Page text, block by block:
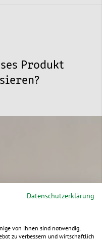
Produkt
und
Datenschutzerklärung
von ihnen sind notwendig,
zu verbessern und wirtschaftlich